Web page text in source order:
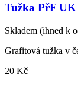
Tužka PřF
Skladem (ihned k
Grafitová tužka v
20 Kč